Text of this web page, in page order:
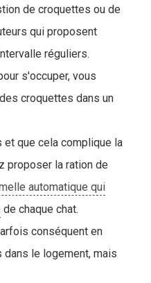
de croquettes ou de
qui proposent
réguliers.
s'occuper, vous
croquettes dans un
que cela complique la
proposer la ration de
automatique qui
de chaque chat.
conséquent en
le logement, mais